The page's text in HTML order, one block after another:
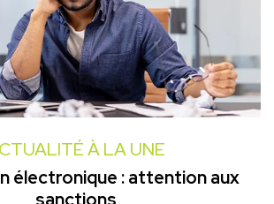
À LA UNE
électronique : attention aux